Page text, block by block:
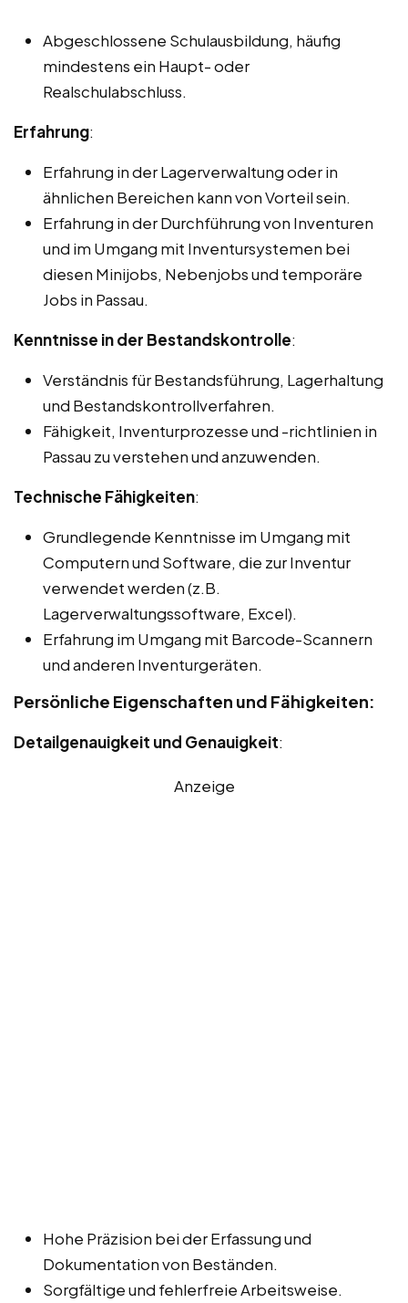
Abgeschlossene Schulausbildung, häufig
mindestens ein Haupt- oder
Realschulabschluss.
Erfahrung:
Erfahrung in der Lagerverwaltung oder in
ähnlichen Bereichen kann von Vorteil sein.
Erfahrung in der Durchführung von Inventuren
und im Umgang mit Inventursystemen bei
diesen Minijobs, Nebenjobs und temporäre
Jobs in Passau.
Kenntnisse in der Bestandskontrolle:
Verständnis für Bestandsführung, Lagerhaltung
und Bestandskontrollverfahren.
Fähigkeit, Inventurprozesse und -richtlinien in
Passau zu verstehen und anzuwenden.
Technische Fähigkeiten:
Grundlegende Kenntnisse im Umgang mit
Computern und Software, die zur Inventur
verwendet werden (z.B.
Lagerverwaltungssoftware, Excel).
Erfahrung im Umgang mit Barcode-Scannern
und anderen Inventurgeräten.
Persönliche Eigenschaften und Fähigkeiten:
Detailgenauigkeit und Genauigkeit:
Anzeige
Hohe Präzision bei der Erfassung und
Dokumentation von Beständen.
Sorgfältige und fehlerfreie Arbeitsweise.